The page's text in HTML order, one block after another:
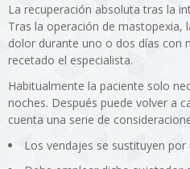
La recuperación absoluta tras la
Tras la operación de mastopexia,
dolor durante uno o dos días con
recetado el especialista.
Habitualmente la paciente solo
noches. Después puede volver a
cuenta una serie de
Los vendajes se sustituyen